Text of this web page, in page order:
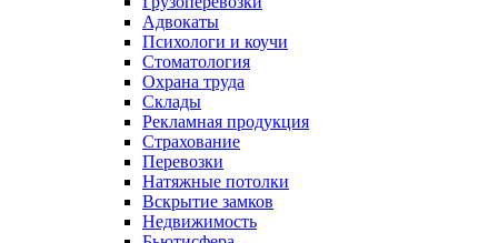
Адвокаты
Психологи и коучи
Стоматология
Охрана труда
Склады
Рекламная продукция
Страхование
Перевозки
Натяжные потолки
Вскрытие замков
Недвижимость